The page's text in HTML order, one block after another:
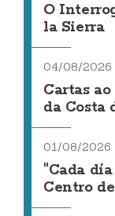
O
la Sierra
04/08/2026
Cartas
da Costa
01/08/2026
"Cada
Centro